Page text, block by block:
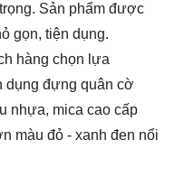
Sản phẩm được
gọn, tiện dụng.
hàng chọn lựa
dụng đựng quân cờ
nhựa, mica cao cấp
màu đỏ - xanh đen nổi